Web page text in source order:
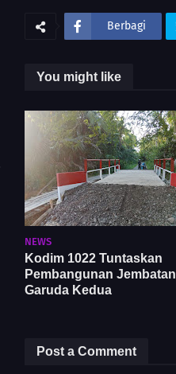
Berbagi
You might like
NEWS
Kodim 1022 Tuntaskan
Pembangunan Jembatan
Garuda Kedua
Post a Comment